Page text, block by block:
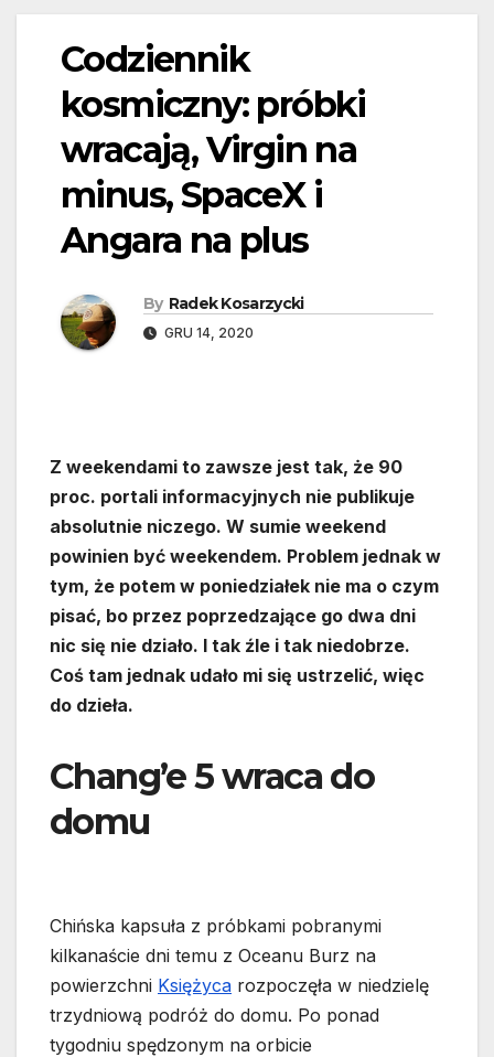
Codziennik
kosmiczny: próbki
wracają, Virgin na
minus, SpaceX i
Angara na plus
By Radek Kosarzycki
GRU 14, 2020
Z weekendami to zawsze jest tak, że 90
proc. portali informacyjnych nie publikuje
absolutnie niczego. W sumie weekend
powinien być weekendem. Problem jednak w
tym, że potem w poniedziałek nie ma o czym
pisać, bo przez poprzedzające go dwa dni
nic się nie działo. I tak źle i tak niedobrze.
Coś tam jednak udało mi się ustrzelić, więc
do dzieła.
Chang’e 5 wraca do
domu
Chińska kapsuła z próbkami pobranymi
kilkanaście dni temu z Oceanu Burz na
powierzchni Księżyca rozpoczęła w niedzielę
trzydniową podróż do domu. Po ponad
tygodniu spędzonym na orbicie